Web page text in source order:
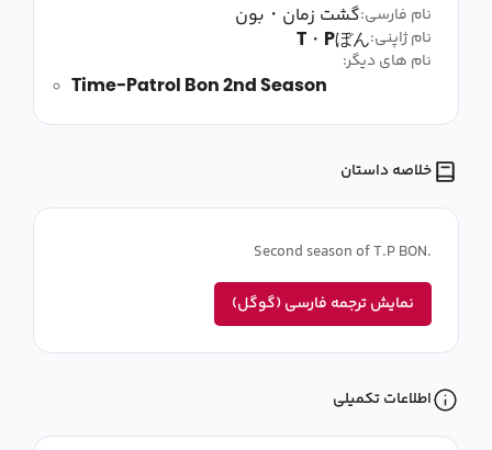
نام فارسی:گشت زمان・بون
نام ژاپنی:T・Pぼん
نام های دیگر:
Time-Patrol Bon 2nd Season
خلاصه داستان
Second season of T.P BON.
نمایش ترجمه فارسی (گوگل)
اطلاعات تکمیلی